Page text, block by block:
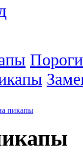
пикапы